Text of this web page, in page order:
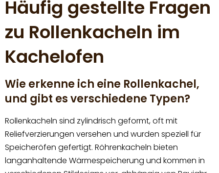
Häufig gestellte Fragen
zu Rollenkacheln im
Kachelofen
Wie erkenne ich eine Rollenkachel,
und gibt es verschiedene Typen?
Rollenkacheln sind zylindrisch geformt, oft mit
Reliefverzierungen versehen und wurden speziell für
Speicheröfen gefertigt. Röhrenkacheln bieten
langanhaltende Wärmespeicherung und kommen in